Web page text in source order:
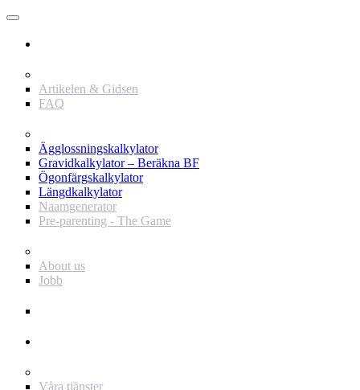
Artikelen & Gidsen
FAQ
Ägglossningskalkylator
Gravidkalkylator – Beräkna BF
Ögonfärgskalkylator
Längdkalkylator
Naamgenerator
Pre-parenting - The Game
About us
Jobb
Våra tjänster